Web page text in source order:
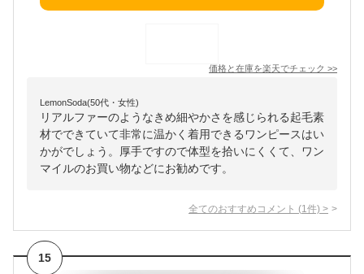
価格と在庫を楽天でチェック >>
LemonSoda(50代・女性)
リアルファーのようなきめ細やかさを感じられる起毛素
材でできていて非常に温かく着用できるワンピースはい
かがでしょう。厚手ですので体型を拾いにくくて、ワン
マイルのお買い物などにお勧めです。
全てのおすすめコメント (1 件) >
15